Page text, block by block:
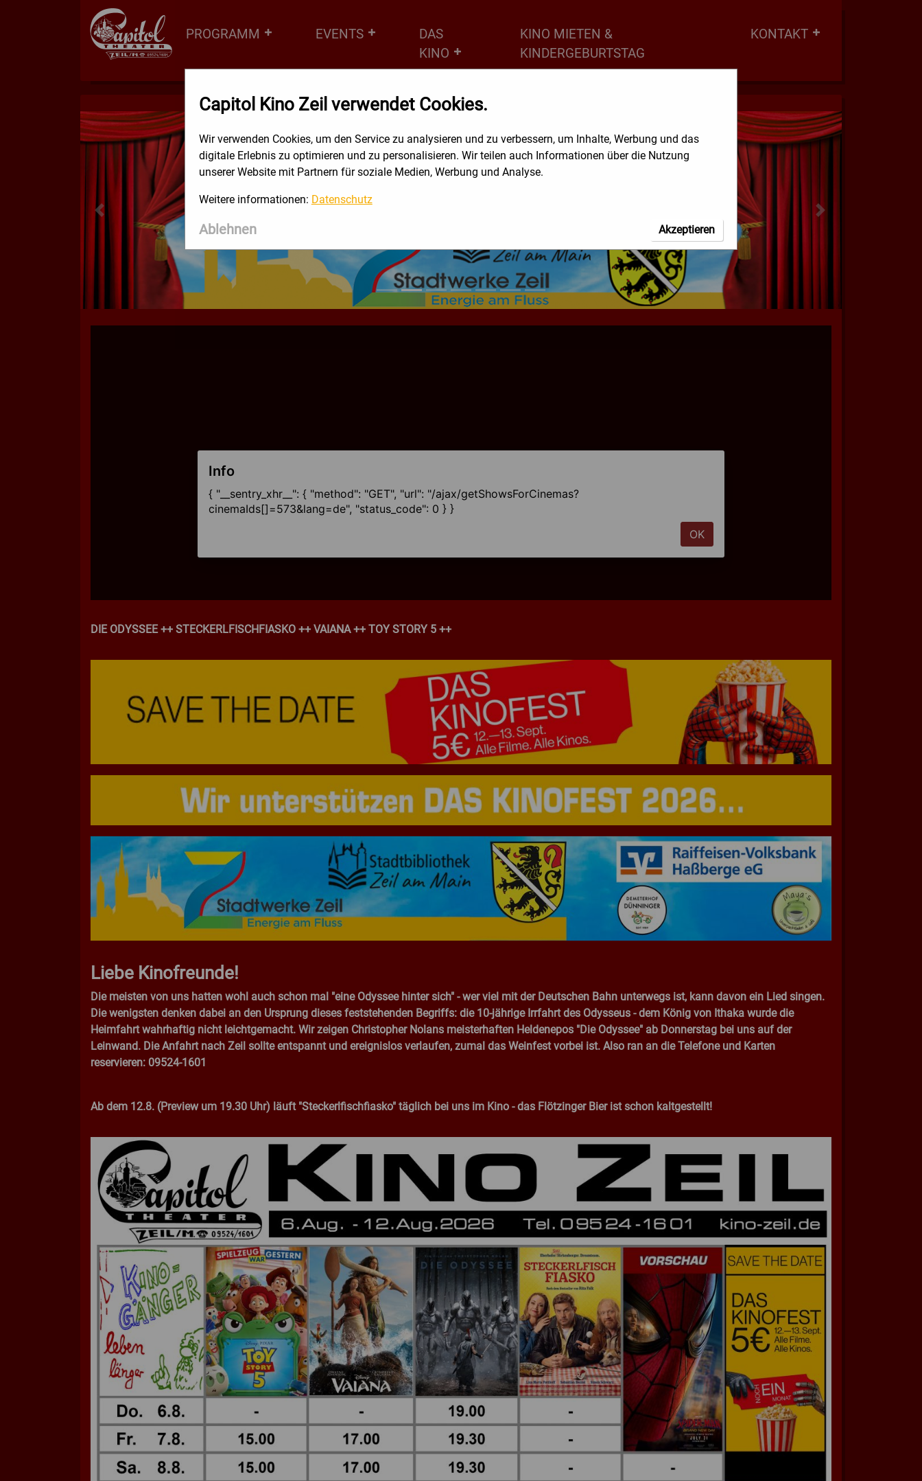
PROGRAMM EVENTS
DAS
KINO
KINO MIETEN &
KINDERGEBURTSTAG
KONTAKT
DIE ODYSSEE ++ STECKERLFISCHFIASKO ++ VAIANA ++ TOY STORY 5 ++
Liebe Kinofreunde!
Die meisten von uns hatten wohl auch schon mal "eine Odyssee hinter sich" - wer viel mit der Deutschen Bahn unterwegs ist, kann davon ein Lied singen.
Die wenigsten denken dabei an den Ursprung dieses feststehenden Begriffs: die 10-jährige Irrfahrt des Odysseus - dem König von Ithaka wurde die
Heimfahrt wahrhaftig nicht leichtgemacht. Wir zeigen Christopher Nolans meisterhaften Heldenepos "Die Odyssee" ab Donnerstag bei uns auf der
Leinwand. Die Anfahrt nach Zeil sollte entspannt und ereignislos verlaufen, zumal das Weinfest vorbei ist. Also ran an die Telefone und Karten
reservieren: 09524-1601
Ab dem 12.8. (Preview um 19.30 Uhr) läuft "Steckerlfischfiasko" täglich bei uns im Kino - das Flötzinger Bier ist schon kaltgestellt!
Capitol Kino Zeil verwendet Cookies.
Wir verwenden Cookies, um den Service zu analysieren und zu verbessern, um Inhalte, Werbung und das
digitale Erlebnis zu optimieren und zu personalisieren. Wir teilen auch Informationen über die Nutzung
unserer Website mit Partnern für soziale Medien, Werbung und Analyse.
Weitere informationen: Datenschutz
Ablehnen Akzeptieren